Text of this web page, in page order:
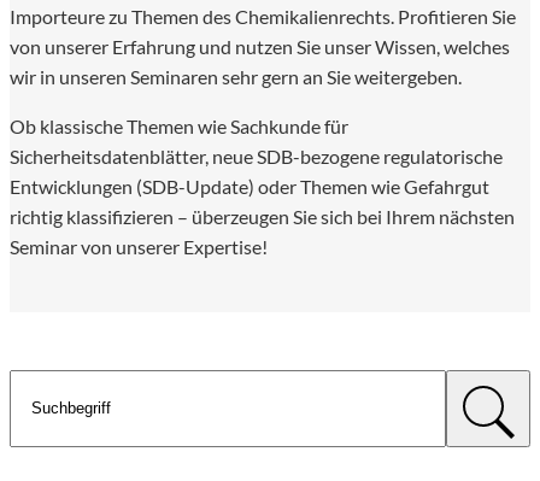
Importeure zu Themen des Chemikalienrechts. Profitieren Sie
von unserer Erfahrung und nutzen Sie unser Wissen, welches
wir in unseren Seminaren sehr gern an Sie weitergeben.
Ob klassische Themen wie Sachkunde für
Sicherheitsdatenblätter, neue SDB-bezogene regulatorische
Entwicklungen (SDB-Update) oder Themen wie Gefahrgut
richtig klassifizieren – überzeugen Sie sich bei Ihrem nächsten
Seminar von unserer Expertise!